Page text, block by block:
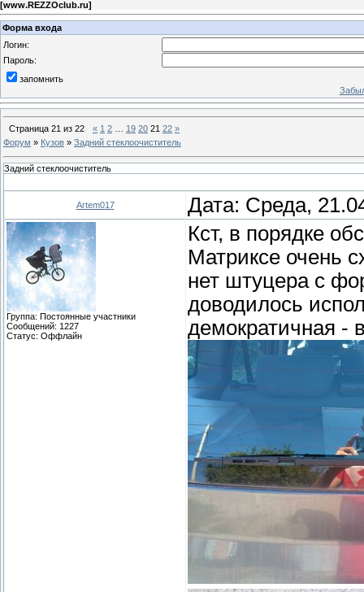
[www.REZZOclub.ru]
Форма входа
Логин:
Пароль:
запомнить
Страница 21 из 22 « 1 2 19 20 21 22 »
Форум » Кузов » Задний стеклоочиститель
Задний стеклоочиститель
Artem017 Дата: Среда,
Группа: Постоянные участники
Сообщений: 1227
Статус: Оффлайн
Кст, в порядке
Матриксе очень
нет штуцера с
доводилось
демократичная -